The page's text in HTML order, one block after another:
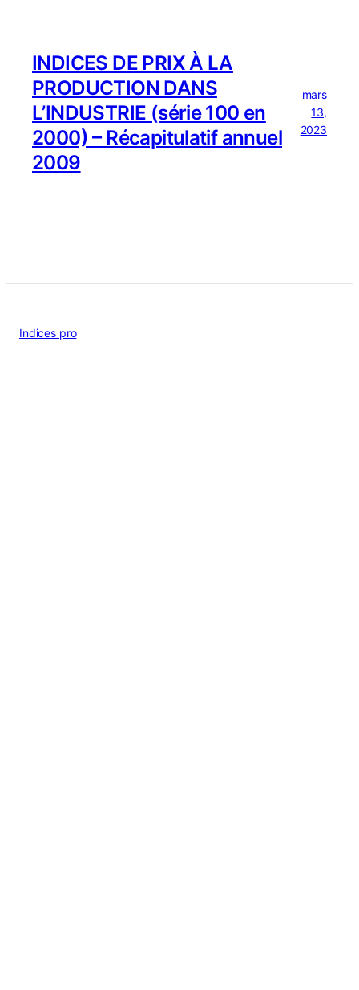
INDICES DE PRIX À LA
PRODUCTION DANS
L’INDUSTRIE (série 100 en
2000) – Récapitulatif annuel
2009
mars
13,
2023
Indices pro